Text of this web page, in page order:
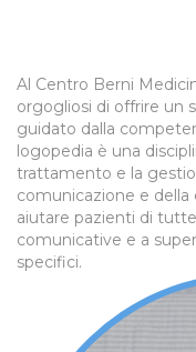
Al Centro Berni
orgogliosi di offrire un
guidato dalla
logopedia è una
trattamento e la
comunicazione e
aiutare pazienti di
comunicative e a
specifici.